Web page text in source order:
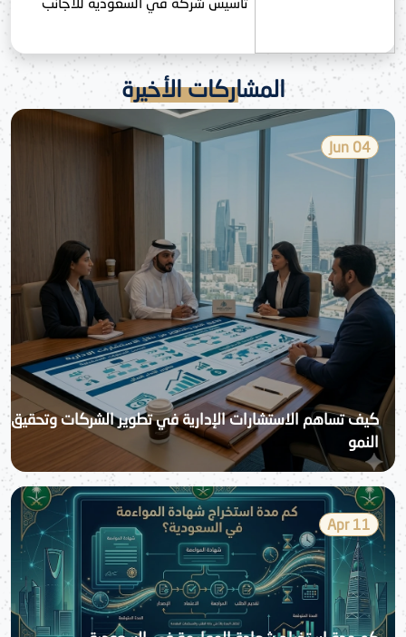
المشاركات الأخيرة
04 Jun
كيف تساهم الاستشارات الإدارية في تطوير الشركات وتحقيق
النمو
11 Apr